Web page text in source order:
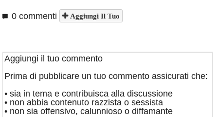
0 commenti Aggiungi Il Tuo
Aggiungi il tuo commento
Prima di pubblicare un tuo commento assicurati che:
• sia in tema e contribuisca alla discussione
• non abbia contenuto razzista o sessista
• non sia offensivo, calunnioso o diffamante